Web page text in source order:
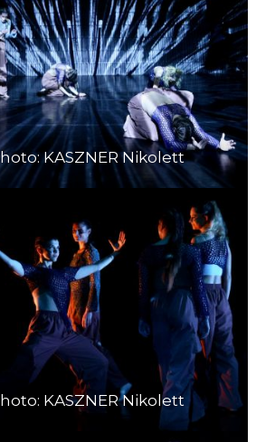
KASZNER Nikolett
KASZNER Nikolett